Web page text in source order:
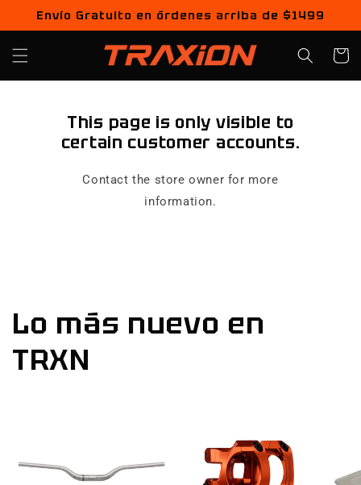
directamente
al contenido
Envío Gratuito en órdenes arriba de $1499
Carrito
This page is only visible to
certain customer accounts.
Contact the store owner for more
information.
Lo más nuevo en
TRXN